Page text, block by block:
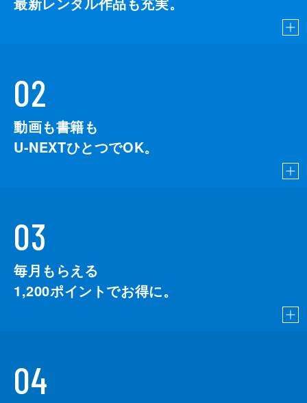
02
動画も書籍も
U-NEXTひとつでOK。
03
毎月もらえる
1,200ポイントでお得に。
04